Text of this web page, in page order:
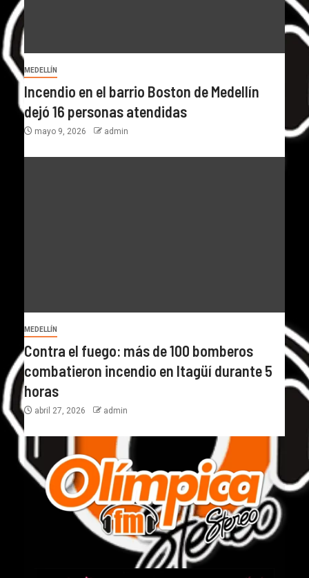
MEDELLÍN
Incendio en el barrio Boston de Medellín
dejó 16 personas atendidas
mayo 9, 2026 admin
MEDELLÍN
Contra el fuego: más de 100 bomberos
combatieron incendio en Itagüí durante 5
horas
abril 27, 2026 admin